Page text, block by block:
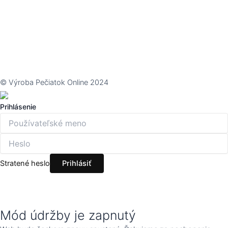
Mód údržby je zapnutý
© Výroba Pečiatok Online 2024
Prihlásenie
Stratené heslo